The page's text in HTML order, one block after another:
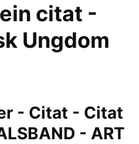
citat -
Ungdom
- Citat - Citat
- ART